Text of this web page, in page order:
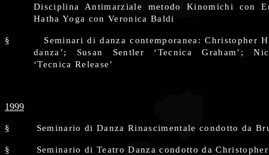
Disciplina Antimarziale metodo Kinomichi con
Hatha Yoga con Veronica Baldi
§
Seminari di danza contemporanea: Christopher
danza’; Susan Sentler ‘Tecnica Graham’;
‘Tecnica Release’
1999
§ Seminario di Danza Rinascimentale condotto da
§ Seminario di Teatro Danza condotto da